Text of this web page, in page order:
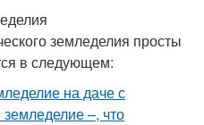
земледелия просты
в следующем: